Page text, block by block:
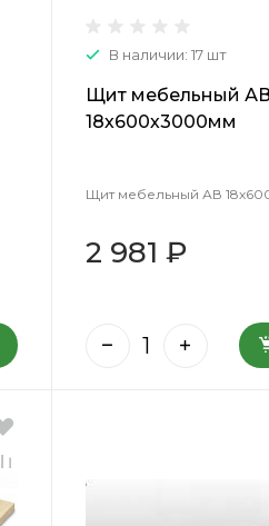
В наличии: 17 шт
Щит мебельный АВ
18х600х3000мм
Щит мебельный АВ
2 981 ₽